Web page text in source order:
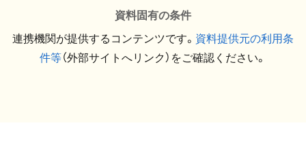
資料固有の条件
連携機関が提供するコンテンツです。 資料提供元の利用条
件等（外部サイトへリンク）をご確認ください。